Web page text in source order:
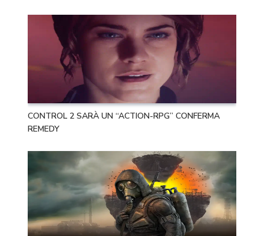
CONTROL 2 SARÀ UN “ACTION-RPG” CONFERMA
REMEDY